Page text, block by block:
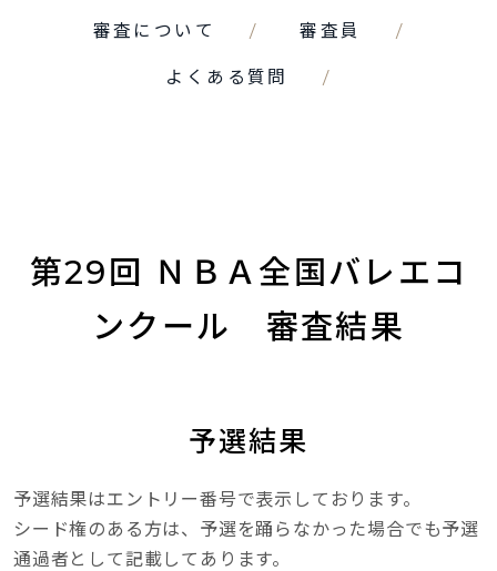
審査について 審査員
よくある質問
第29回 ＮＢＡ全国バレエコ
ンクール　審査結果
予選結果
予選結果はエントリー番号で表示しております。
シード権のある方は、予選を踊らなかった場合でも予選
通過者として記載してあります。